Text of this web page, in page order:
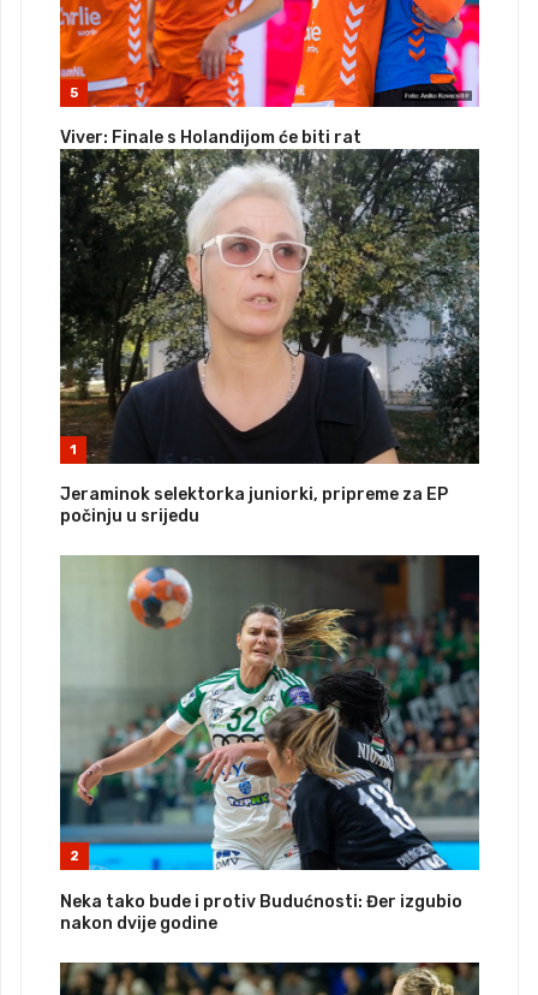
5
Viver: Finale s Holandijom će biti rat
1
Jeraminok selektorka juniorki, pripreme za EP
počinju u srijedu
2
Neka tako bude i protiv Budućnosti: Đer izgubio
nakon dvije godine